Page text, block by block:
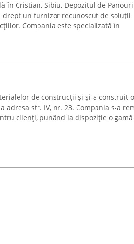
în Cristian, Sibiu, Depozitul de Panouri
drept un furnizor recunoscut de soluții
Compania este specializată în
de construcții și și-a construit o
adresa str. IV, nr. 23. Compania s-a
clienți, punând la dispoziție o gamă